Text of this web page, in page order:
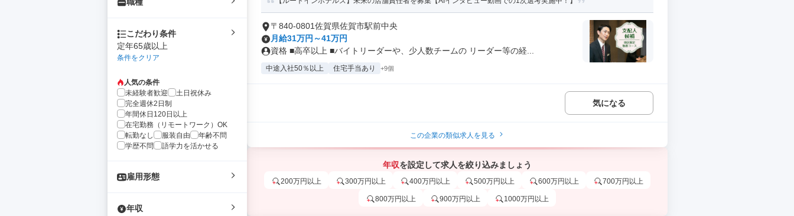
こだわり条件
定年65歳以上
条件をクリア
人気の条件
未経験者歓迎
土日祝休み
完全週休2日制
年間休日120日以上
在宅勤務（リモートワーク）OK
転勤なし
服装自由
年齢不問
学歴不問
語学力を活かせる
雇用形態
年収
〒840-0801佐賀県佐賀市駅前中央
月給31万円～41万円
資格 ■高卒以上 ■バイトリーダーや、少人数チームの リーダー等の経...
中途入社50％以上 住宅手当あり +9個
気になる
この企業の類似求人を見る
年収を設定して求人を絞り込みましょう
200万円以上 300万円以上 400万円以上 500万円以上 600万円以上 700万円以上
800万円以上 900万円以上 1000万円以上